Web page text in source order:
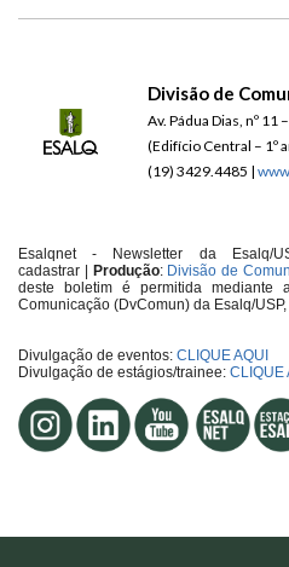
Divisão de
Av. Pádua Dias, nº 11
(Edifício Central – 1º
(19) 3429.4485 |
Esalqnet - Newsletter da Esalq/
cadastrar
Produção:Divisão de
deste boletim é permitida mediante
Comunicação (DvComun) da Esalq/
Divulgação de eventos: CLIQUE AQUI
Divulgação de estágios/trainee: CLIQUE